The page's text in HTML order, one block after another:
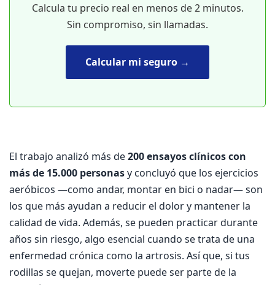
Calcula tu precio real en menos de 2 minutos.
Sin compromiso, sin llamadas.
Calcular mi seguro →
El trabajo analizó más de200 ensayos clínicos con
más de 15.000 personasy concluyó que los ejercicios
aeróbicos —como andar, montar en bici o nadar— son
los que más ayudan a reducir el dolor y mantener la
calidad de vida. Además, se pueden practicar durante
años sin riesgo, algo esencial cuando se trata de una
enfermedad crónica como la artrosis. Así que, si tus
rodillas se quejan, moverte puede ser parte de la